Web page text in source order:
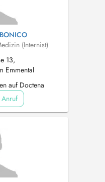
(Internist)
13,
Emmental
auf Doctena